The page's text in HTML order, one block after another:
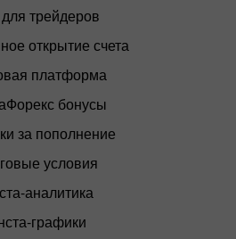
трейдеров
открытие счета
платформа
бонусы
за пополнение
условия
аналитика
графики